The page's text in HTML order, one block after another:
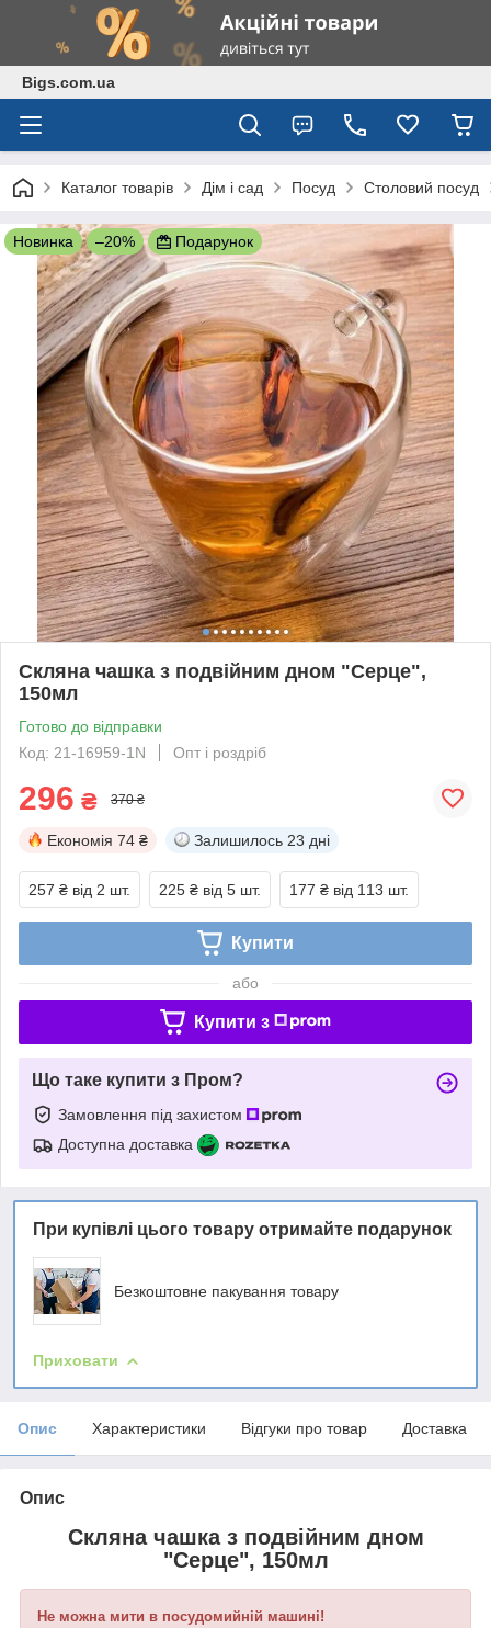
Bigs.com.ua
Каталог товарів Дім і сад Посуд Столовий посуд
Новинка –20% Подарунок
Скляна чашка з подвійним дном "Серце",
150мл
Готово до відправки
Код: 21-16959-1N
Опт і роздріб
296 ₴ 370 ₴
Економія 74 ₴ Залишилось 23 дні
257 ₴ від 2 шт. 225 ₴ від 5 шт. 177 ₴ від 113 шт.
Купити
або
Купити з
Що таке купити з Пром?
Замовлення під захистом
Доступна доставка
При купівлі цього товару отримайте подарунок
Безкоштовне пакування товару
Приховати
Опис Характеристики Відгуки про товар Доставка
Опис
Скляна чашка з подвійним дном
"Серце", 150мл
Не можна мити в посудомийній машині!